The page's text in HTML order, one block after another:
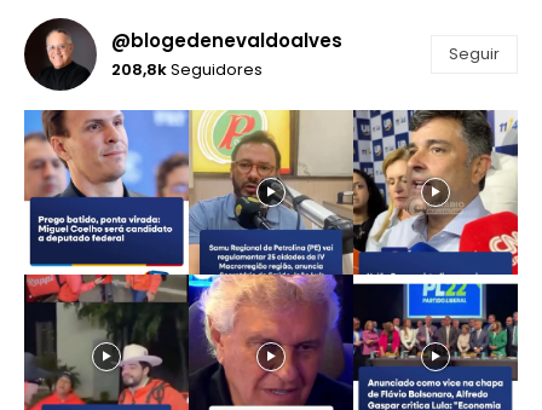
@blogedenevaldoalves
208,8kSeguidores
Seguir